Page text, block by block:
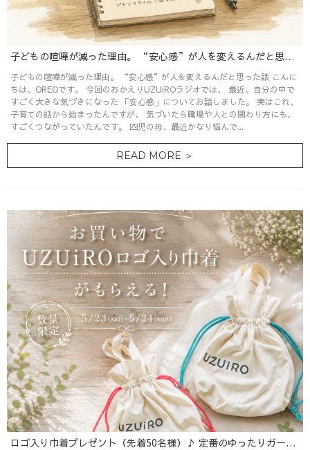
子どもの喧嘩が減った理由。 “安心感”が人を変えるんだと思った話
子どもの喧嘩が減った理由。 “安心感”が人を変えるんだと思った話 こんに
ちは、OREOです。 今回のおかえりUZUiROラジオでは、 最近、自分の中で
すごく大きな気づきになった 「安心感」についてお話しました。 実はこれ、
子育ての話から始まったんですが、 気づいたら職場や人との関わり方にも、
すごくつながっていたんです。 四児の母、最近かなり悩んで...
READ MORE ＞
ロゴ入り巾着プレゼント（先着50名様）♪ 定番のゆったりガーゼTにショート丈が登場！